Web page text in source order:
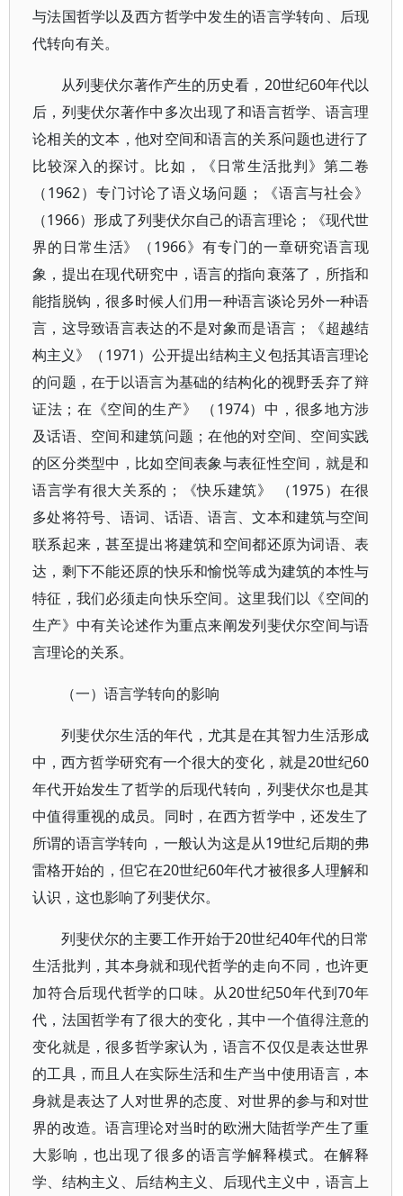
与法国哲学以及西方哲学中发生的语言学转向、后现
代转向有关。
从列斐伏尔著作产生的历史看，20世纪60年代以
后，列斐伏尔著作中多次出现了和语言哲学、语言理
论相关的文本，他对空间和语言的关系问题也进行了
比较深入的探讨。比如，《日常生活批判》第二卷
（1962）专门讨论了语义场问题；《语言与社会》
（1966）形成了列斐伏尔自己的语言理论；《现代世
界的日常生活》（1966》有专门的一章研究语言现
象，提出在现代研究中，语言的指向衰落了，所指和
能指脱钩，很多时候人们用一种语言谈论另外一种语
言，这导致语言表达的不是对象而是语言；《超越结
构主义》（1971）公开提出结构主义包括其语言理论
的问题，在于以语言为基础的结构化的视野丢弃了辩
证法；在《空间的生产》 （1974）中，很多地方涉
及话语、空间和建筑问题；在他的对空间、空间实践
的区分类型中，比如空间表象与表征性空间，就是和
语言学有很大关系的；《快乐建筑》 （1975）在很
多处将符号、语词、话语、语言、文本和建筑与空间
联系起来，甚至提出将建筑和空间都还原为词语、表
达，剩下不能还原的快乐和愉悦等成为建筑的本性与
特征，我们必须走向快乐空间。这里我们以《空间的
生产》中有关论述作为重点来阐发列斐伏尔空间与语
言理论的关系。
（一）语言学转向的影响
列斐伏尔生活的年代，尤其是在其智力生活形成
中，西方哲学研究有一个很大的变化，就是20世纪60
年代开始发生了哲学的后现代转向，列斐伏尔也是其
中值得重视的成员。同时，在西方哲学中，还发生了
所谓的语言学转向，一般认为这是从19世纪后期的弗
雷格开始的，但它在20世纪60年代才被很多人理解和
认识，这也影响了列斐伏尔。
列斐伏尔的主要工作开始于20世纪40年代的日常
生活批判，其本身就和现代哲学的走向不同，也许更
加符合后现代哲学的口味。从20世纪50年代到70年
代，法国哲学有了很大的变化，其中一个值得注意的
变化就是，很多哲学家认为，语言不仅仅是表达世界
的工具，而且人在实际生活和生产当中使用语言，本
身就是表达了人对世界的态度、对世界的参与和对世
界的改造。语言理论对当时的欧洲大陆哲学产生了重
大影响，也出现了很多的语言学解释模式。在解释
学、结构主义、后结构主义、后现代主义中，语言上